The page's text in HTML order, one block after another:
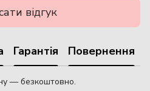
відгук
Гарантія Повернення
— безкоштовно.